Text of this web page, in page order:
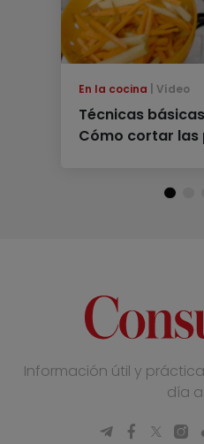
En la cocina Vídeo
Técnicas
Cómo cortar
Información útil y
día